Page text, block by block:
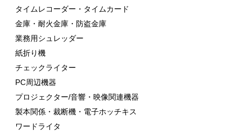
タイムレコーダー・タイムカード
金庫・耐火金庫・防盗金庫
業務用シュレッダー
紙折り機
チェックライター
PC周辺機器
プロジェクター/音響・映像関連機器
製本関係・裁断機・電子ホッチキス
ワードライタ